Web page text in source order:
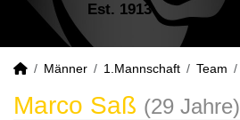
Est. 1913
Männer 1.Mannschaft Team
Marco Saß (29 Jahre)